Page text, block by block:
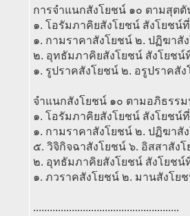
การจำแนกสังโยชน์ ๑๐ ตามสุต
๑. โอรัมภาคิยสังโยชน์ สังโยชน์
๑. กามราคาสังโยชน์ ๒. ปฏิฆาสั
๒. อุทธัมภาคิยสังโยชน์ สังโยชน์
๑. รูปราคสังโยชน์ ๒. อรูปราคสั
จำแนกสังโยชน์ ๑๐ ตามอภิธรร
๑. โอรัมภาคิยสังโยชน์ สังโยชน์
๑. กามราคาสังโยชน์ ๒. ปฏิฆา
๕. วิจิกิจฉาสังโยชน์ ๖. อิสสาสัง
๒. อุทธัมภาคิยสังโยชน์ สังโยชน์
๑. ภวราคสังโยชน์ ๒. มานสังโย
.....................................................